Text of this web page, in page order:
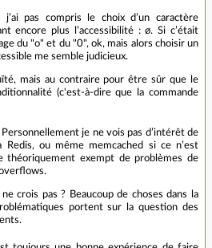
pas compris le choix d’un caractère
encore plus l’accessibilité : ø. Si c’était
du "o" et du "0", ok, mais alors choisir un
me semble judicieux.
mais au contraire pour être sûr que le
(c'est-à-dire que la commande
je ne vois pas d’intérêt de
ou même memcached si ce n’est
théoriquement exempt de problèmes de
crois pas ? Beaucoup de choses dans la
portent sur la question des